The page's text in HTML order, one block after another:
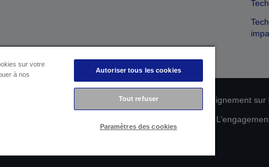
Déclaration de Renseignement sur
sur votre
à nos
Autoriser tous les cookies
Tout refuser
Paramètres des cookies